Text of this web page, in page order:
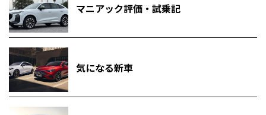
マニアック評価・試乗記
気になる新車